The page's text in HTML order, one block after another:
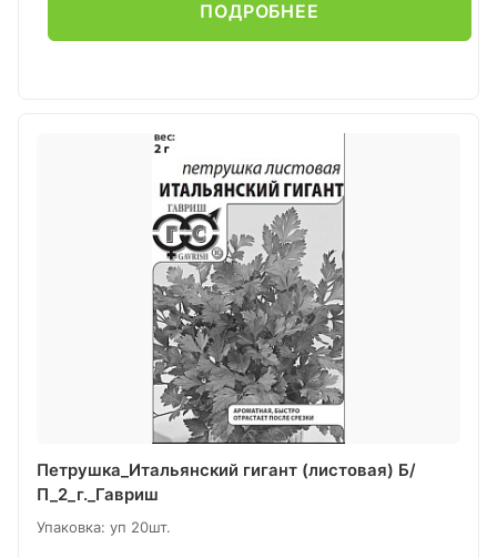
ПОДРОБНЕЕ
Петрушка_Итальянский гигант (листовая) Б/
П_2_г._Гавриш
Упаковка: уп 20шт.